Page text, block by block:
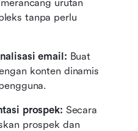
urutan
tanpa perlu
email: Buat
konten dinamis
prospek: Secara
prospek dan